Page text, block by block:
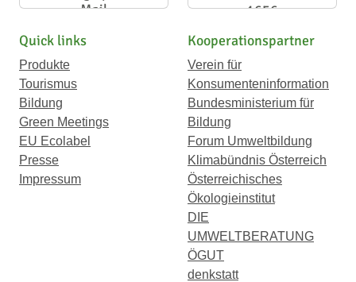
Mail
1656
Quick links
Produkte
Tourismus
Bildung
Green Meetings
EU Ecolabel
Presse
Impressum
Kooperationspartner
Verein für
Konsumenteninformation
Bundesministerium für
Bildung
Forum Umweltbildung
Klimabündnis Österreich
Österreichisches
Ökologieinstitut
DIE
UMWELTBERATUNG
ÖGUT
denkstatt